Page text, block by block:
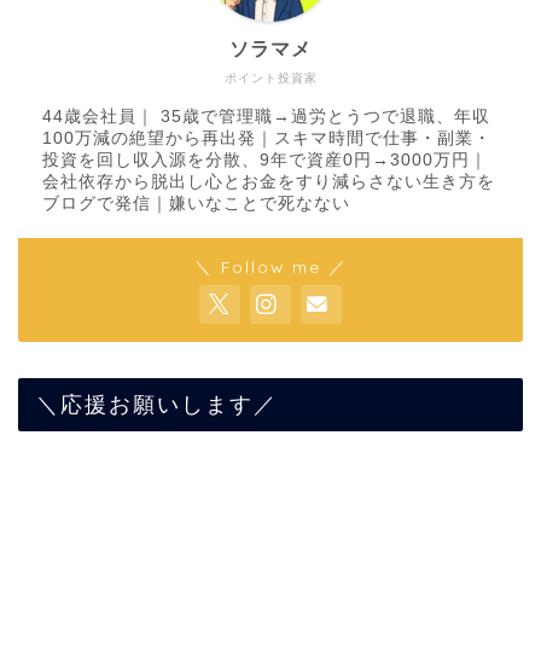
ポイント投資家
ソラマメ
44歳会社員｜ 35歳で管理職→過労とうつで退職、年収
100万減の絶望から再出発｜スキマ時間で仕事・副業・
投資を回し収入源を分散、9年で資産0円→3000万円｜
会社依存から脱出し心とお金をすり減らさない生き方を
ブログで発信｜嫌いなことで死なない
＼ Follow me ／
＼応援お願いします／